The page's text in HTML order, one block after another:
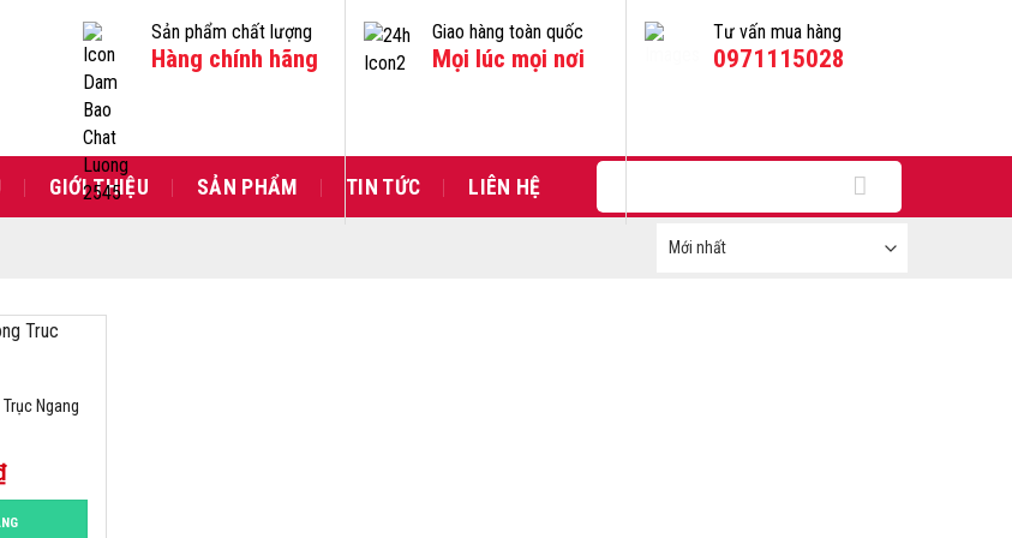
Sản phẩm chất lượng
Hàng chính hãng
Giao hàng toàn quốc
Mọi lúc mọi nơi
Tư vấn mua hàng
0971115028
GIỚI THIỆU SẢN PHẨM TIN TỨC LIÊN HỆ
kiếm:
Ngang